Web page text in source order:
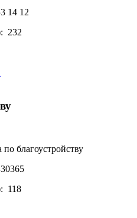
14 12
232
благоустройству
118